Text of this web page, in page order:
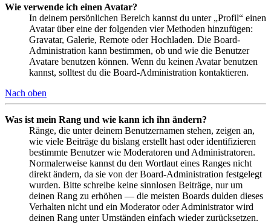
Wie verwende ich einen Avatar?
In deinem persönlichen Bereich kannst du unter „Profil“ einen
Avatar über eine der folgenden vier Methoden hinzufügen:
Gravatar, Galerie, Remote oder Hochladen. Die Board-
Administration kann bestimmen, ob und wie die Benutzer
Avatare benutzen können. Wenn du keinen Avatar benutzen
kannst, solltest du die Board-Administration kontaktieren.
Nach oben
Was ist mein Rang und wie kann ich ihn ändern?
Ränge, die unter deinem Benutzernamen stehen, zeigen an,
wie viele Beiträge du bislang erstellt hast oder identifizieren
bestimmte Benutzer wie Moderatoren und Administratoren.
Normalerweise kannst du den Wortlaut eines Ranges nicht
direkt ändern, da sie von der Board-Administration festgelegt
wurden. Bitte schreibe keine sinnlosen Beiträge, nur um
deinen Rang zu erhöhen — die meisten Boards dulden dieses
Verhalten nicht und ein Moderator oder Administrator wird
deinen Rang unter Umständen einfach wieder zurücksetzen.